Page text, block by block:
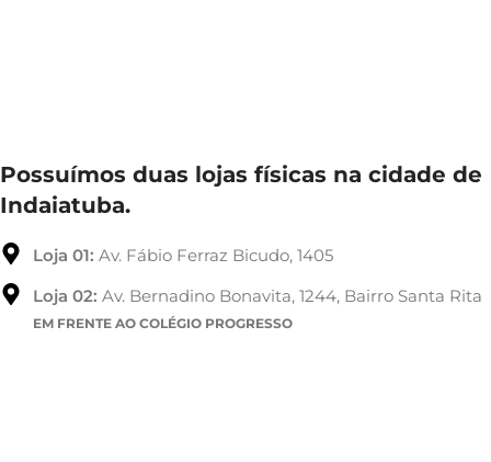
Possuímos duas lojas físicas na cidade de
Indaiatuba.
Loja 01: Av. Fábio Ferraz Bicudo, 1405
Loja 02: Av. Bernadino Bonavita, 1244, Bairro Santa Rita
EM FRENTE AO COLÉGIO PROGRESSO